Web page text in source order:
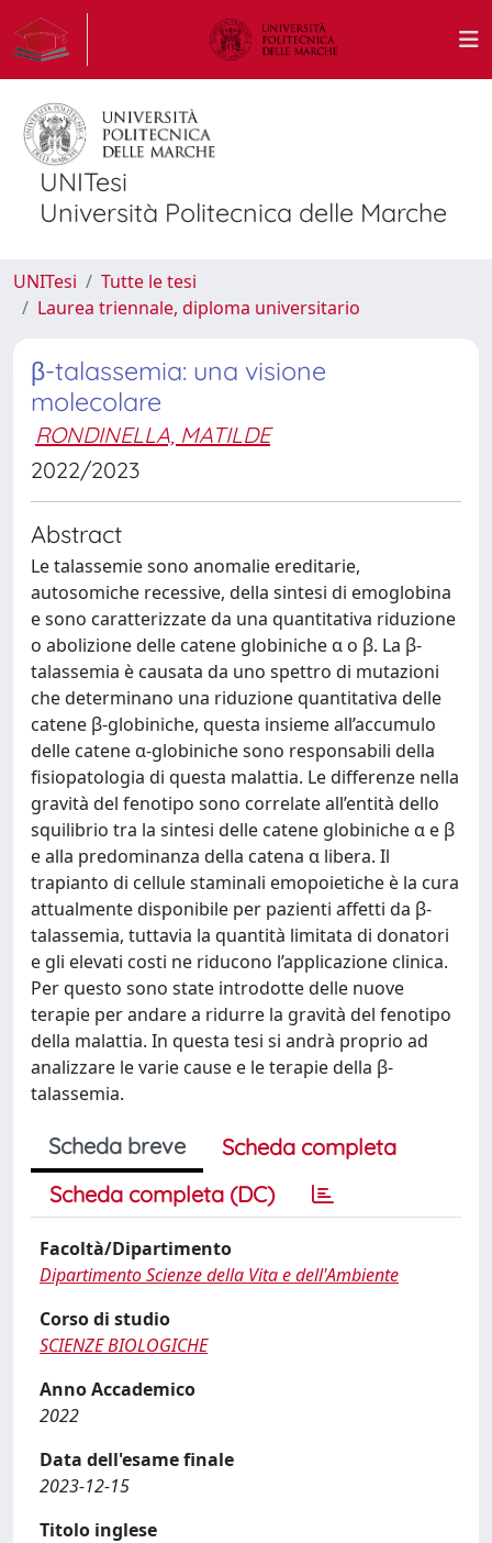
UNITesi
Università Politecnica delle Marche
UNITesi
Tutte le tesi
Laurea triennale, diploma universitario
β-talassemia: una visione
molecolare
RONDINELLA, MATILDE
2022/2023
Abstract
Le talassemie sono anomalie ereditarie,
autosomiche recessive, della sintesi di emoglobina
e sono caratterizzate da una quantitativa riduzione
o abolizione delle catene globiniche α o β. La β-
talassemia è causata da uno spettro di mutazioni
che determinano una riduzione quantitativa delle
catene β-globiniche, questa insieme all’accumulo
delle catene α-globiniche sono responsabili della
fisiopatologia di questa malattia. Le differenze nella
gravità del fenotipo sono correlate all’entità dello
squilibrio tra la sintesi delle catene globiniche α e β
e alla predominanza della catena α libera. Il
trapianto di cellule staminali emopoietiche è la cura
attualmente disponibile per pazienti affetti da β-
talassemia, tuttavia la quantità limitata di donatori
e gli elevati costi ne riducono l’applicazione clinica.
Per questo sono state introdotte delle nuove
terapie per andare a ridurre la gravità del fenotipo
della malattia. In questa tesi si andrà proprio ad
analizzare le varie cause e le terapie della β-
talassemia.
Scheda breve
Scheda completa
Scheda completa (DC)
Facoltà/Dipartimento
Dipartimento Scienze della Vita e dell'Ambiente
Corso di studio
SCIENZE BIOLOGICHE
Anno Accademico
2022
Data dell'esame finale
2023-12-15
Titolo inglese